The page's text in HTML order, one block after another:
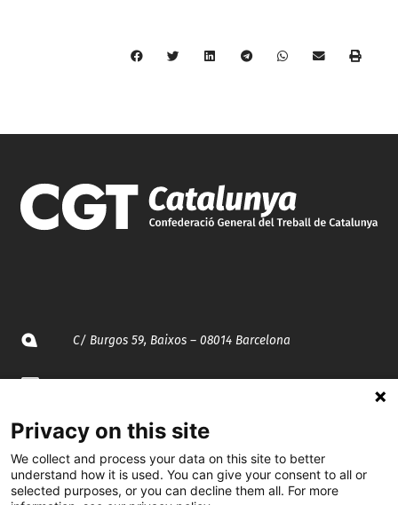
C/ Burgos 59, Baixos – 08014 Barcelona
935 120 481
@CGTCatalunya
Privacy on this site
We collect and process your data on this site to better
understand how it is used. You can give your consent to all or
selected purposes, or you can decline them all. For more